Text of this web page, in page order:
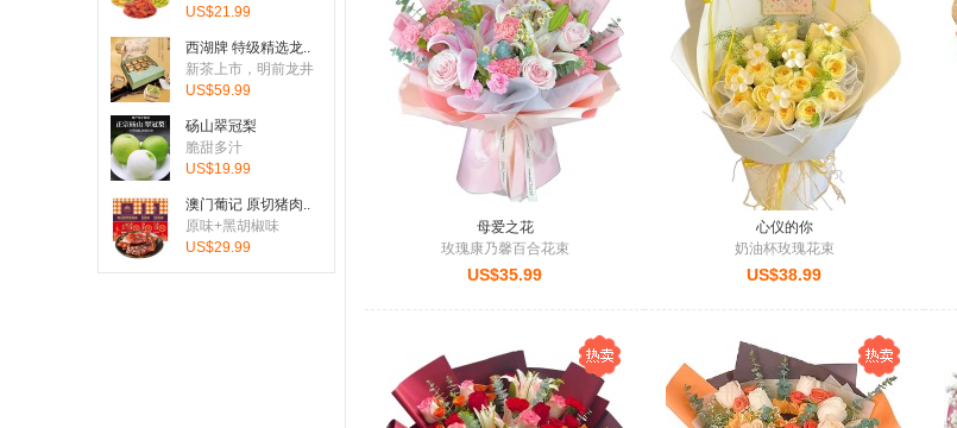
母爱之花
玫瑰康乃馨百合花束
US$35.99
心仪的你
奶油杯玫瑰花束
US$38.99
US$21.99
西湖牌 特级精选龙..
新茶上市，明前龙井
US$59.99
砀山翠冠梨
脆甜多汁
US$19.99
澳门葡记 原切猪肉..
原味+黑胡椒味
US$29.99